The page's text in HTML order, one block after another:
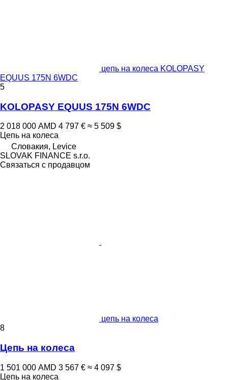
цепь на колеса KOLOPASY
EQUUS 175N 6WDC
5
KOLOPASY EQUUS 175N 6WDC
2 018 000 AMD 4 797 € ≈ 5 509 $
Цепь на колеса
Словакия, Levice
SLOVAK FINANCE s.r.o.
Связаться с продавцом
цепь на колеса
8
Цепь на колеса
1 501 000 AMD 3 567 € ≈ 4 097 $
Цепь на колеса